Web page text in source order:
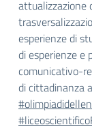
attualizzazione
esperienze di
di esperienze e
comunicativo-
di cittadinanza